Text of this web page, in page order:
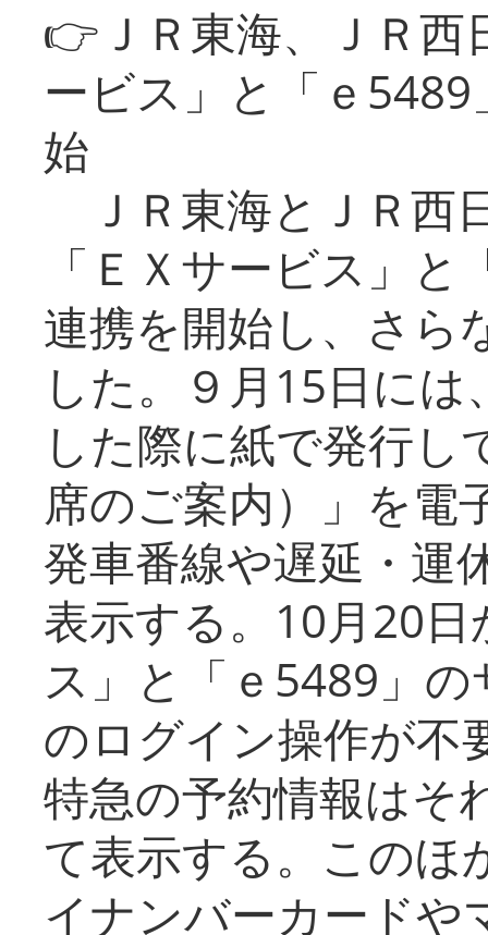
👉ＪＲ東海、ＪＲ
ービス」と「ｅ
始
ＪＲ東海とＪＲ西
「ＥＸサービス」
連携を開始し、さら
した。９月15日に
した際に紙で発行し
席のご案内）」を電
発車番線や遅延・運
表示する。10月20
ス」と「ｅ5489」
のログイン操作が不
特急の予約情報はそ
て表示する。このほ
イナンバーカードや